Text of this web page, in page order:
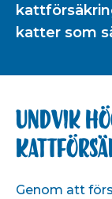
katter som
Undvik
Genom att